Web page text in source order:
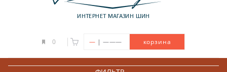
ИНТЕРНЕТ МАГАЗИН ШИН
0 — | ——— корзина